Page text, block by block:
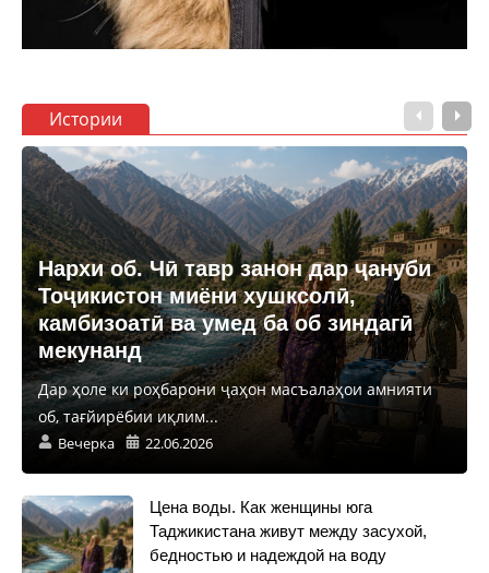
Истории
Нархи об. Чӣ тавр занон дар ҷануби
Тоҷикистон миёни хушксолӣ,
камбизоатӣ ва умед ба об зиндагӣ
мекунанд
Дар ҳоле ки роҳбарони ҷаҳон масъалаҳои амнияти
об, тағйирёбии иқлим...
Вечерка 22.06.2026
Цена воды. Как женщины юга
Таджикистана живут между засухой,
бедностью и надеждой на воду